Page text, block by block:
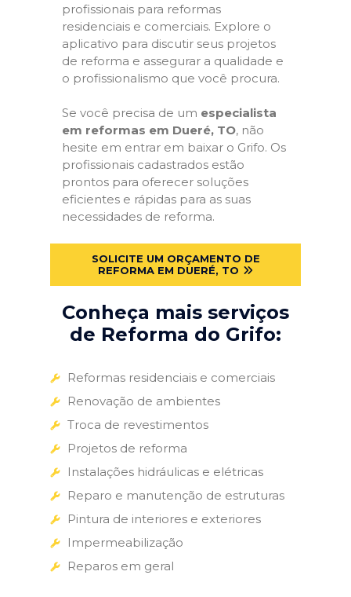
profissionais para reformas
residenciais e comerciais. Explore o
aplicativo para discutir seus projetos
de reforma e assegurar a qualidade e
o profissionalismo que você procura.
Se você precisa de um especialista
em reformas em Dueré, TO, não
hesite em entrar em baixar o Grifo. Os
profissionais cadastrados estão
prontos para oferecer soluções
eficientes e rápidas para as suas
necessidades de reforma.
SOLICITE UM ORÇAMENTO DE
REFORMA EM DUERÉ, TO
Conheça mais serviços
de Reforma do Grifo:
Reformas residenciais e comerciais
Renovação de ambientes
Troca de revestimentos
Projetos de reforma
Instalações hidráulicas e elétricas
Reparo e manutenção de estruturas
Pintura de interiores e exteriores
Impermeabilização
Reparos em geral